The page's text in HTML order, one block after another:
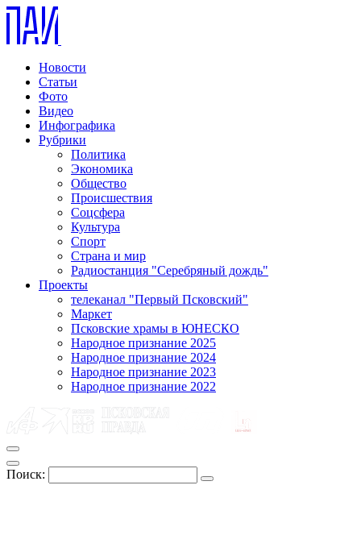
Новости
Статьи
Фото
Видео
Инфографика
Рубрики
Политика
Экономика
Общество
Происшествия
Соцсфера
Культура
Спорт
Страна и мир
Радиостанция "Серебряный дождь"
Проекты
телеканал "Первый Псковский"
Маркет
Псковские храмы в ЮНЕСКО
Народное признание 2025
Народное признание 2024
Народное признание 2023
Народное признание 2022
Поиск: